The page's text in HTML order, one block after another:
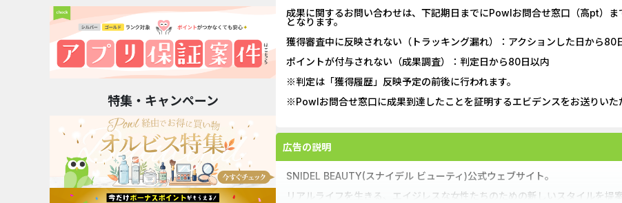
特集・キャンペーン
成果に関するお問い合わせは、下記期日までにPowlお問合せ窓口（高pt）
となります。
獲得審査中に反映されない（トラッキング漏れ）：アクションした日から80
ポイントが付与されない（成果調査）：判定日から80日以内
※判定は「獲得履歴」反映予定の前後に行われます。
※Powlお問合せ窓口に成果到達したことを証明するエビデンスをお送りいた
広告の説明
SNIDEL BEAUTY(スナイデル ビューティ)公式ウェブサイト。
リアルライフを生きる、エイジレスな女性たちのための新しいスタイルを